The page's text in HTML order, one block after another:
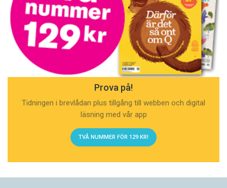
Prova på!
Tidningen i brevlådan plus tillgång till webben och digital
läsning med vår app
TVÅ NUMMER FÖR 129 KR!